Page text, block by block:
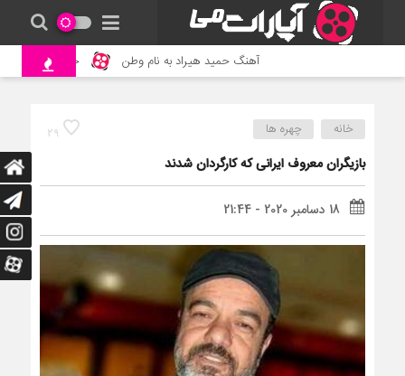
آهنگ حمید هیراد به نام وطن جنگ و نبرد حیوانات
29 خانه چهره ها
بازیگران معروف ایرانی که کارگردان شدند
18 دسامبر 2020 - 21:44